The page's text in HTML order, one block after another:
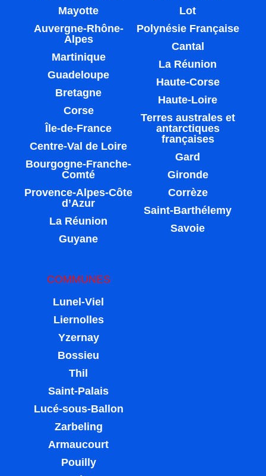
Mayotte
Auvergne-Rhône-
Alpes
Martinique
Guadeloupe
Bretagne
Corse
Île-de-France
Centre-Val de Loire
Bourgogne-Franche-
Comté
Provence-Alpes-Côte
d’Azur
La Réunion
Guyane
Lot
Polynésie Française
Cantal
La Réunion
Haute-Corse
Haute-Loire
Terres australes et
antarctiques
françaises
Gard
Gironde
Corrèze
Saint-Barthélemy
Savoie
COMMUNES
Lunel-Viel
Liernolles
Yzernay
Bossieu
Thil
Saint-Palais
Lucé-sous-Ballon
Zarbeling
Armaucourt
Pouilly